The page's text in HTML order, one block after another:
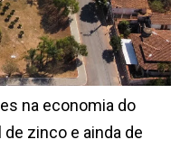
na economia do
zinco e ainda de